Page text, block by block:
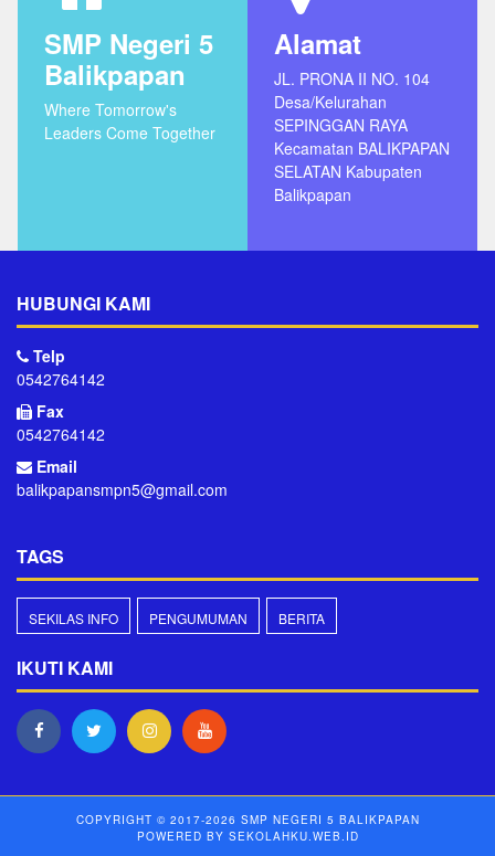
SMP Negeri 5
Balikpapan
Where Tomorrow's
Leaders Come Together
Alamat
JL. PRONA II NO. 104
Desa/Kelurahan
SEPINGGAN RAYA
Kecamatan BALIKPAPAN
SELATAN Kabupaten
Balikpapan
HUBUNGI KAMI
Telp
0542764142
Fax
0542764142
Email
balikpapansmpn5@gmail.com
TAGS
SEKILAS INFO PENGUMUMAN BERITA
IKUTI KAMI
COPYRIGHT © 2017-2026 SMP NEGERI 5 BALIKPAPAN
POWERED BY SEKOLAHKU.WEB.ID